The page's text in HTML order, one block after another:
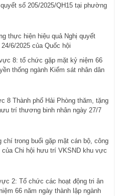
số 205/2025/QH15 tại phường
thực hiện hiệu quả Nghị quyết
6/2025 của Quốc hội
8: tổ chức gặp mặt kỷ niệm 66
thống ngành Kiểm sát nhân dân
8 Thành phố Hải Phòng thăm, tặng
trí thương binh nhân ngày 27/7
chí trong buổi gặp mặt cán bộ, công
Chi hội hưu trí VKSND khu vực
2: Tổ chức các hoạt động tri ân
66 năm ngày thành lập ngành